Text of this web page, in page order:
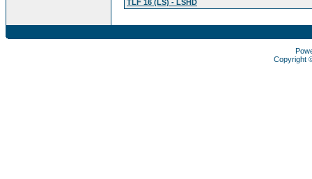
TLF 16 (LS) - LSHD
Copyright